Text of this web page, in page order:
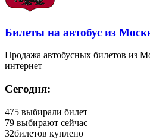
Билеты на автобус из
Продажа автобусных билетов из
интернет
Сегодня:
475 выбирали билет
79 выбирают сейчас
32билетов куплено